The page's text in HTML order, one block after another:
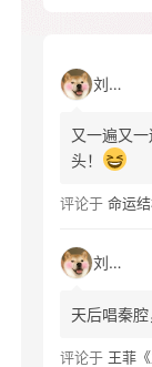
刘看山
又一遍又
头！
评论于 命运结构
刘看山
天后唱秦腔
评论于 王菲《